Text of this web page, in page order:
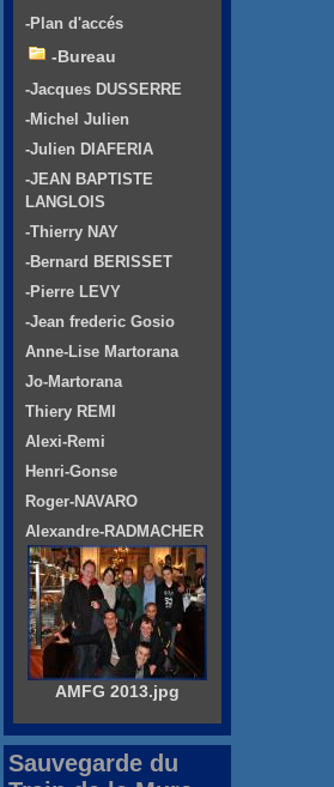
-Plan d'accés
-Bureau
-Jacques DUSSERRE
-Michel Julien
-Julien DIAFERIA
-JEAN BAPTISTE
LANGLOIS
-Thierry NAY
-Bernard BERISSET
-Pierre LEVY
-Jean frederic Gosio
Anne-Lise Martorana
Jo-Martorana
Thiery REMI
Alexi-Remi
Henri-Gonse
Roger-NAVARO
Alexandre-RADMACHER
AMFG 2013.jpg
Sauvegarde du